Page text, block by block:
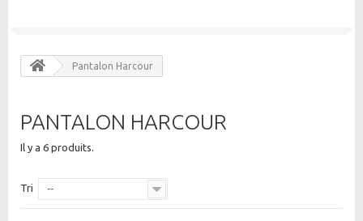
Pantalon Harcour
PANTALON HARCOUR
Il y a 6 produits.
Tri --